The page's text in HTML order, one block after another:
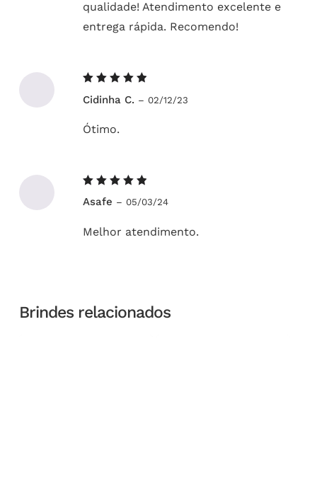
qualidade! Atendimento excelente e
entrega rápida. Recomendo!
5de 5
Cidinha C. – 02/12/23
Ótimo.
5de 5
Asafe – 05/03/24
Melhor atendimento.
Brindes relacionados